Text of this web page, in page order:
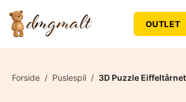
OUTLET
Forside / Puslespil / 3D Puzzle